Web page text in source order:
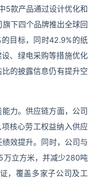
5款产品通过设计优化和
下四个品牌推出全球回
目标，同时42.9%的纸
、绿电采购等措施优化
的披露信息仍有提升空
力。供应链方面，公司
核心劳工权益纳入供应
效提升。同时，公司与
万立方米，并减少280吨
，覆盖多家子公司及工